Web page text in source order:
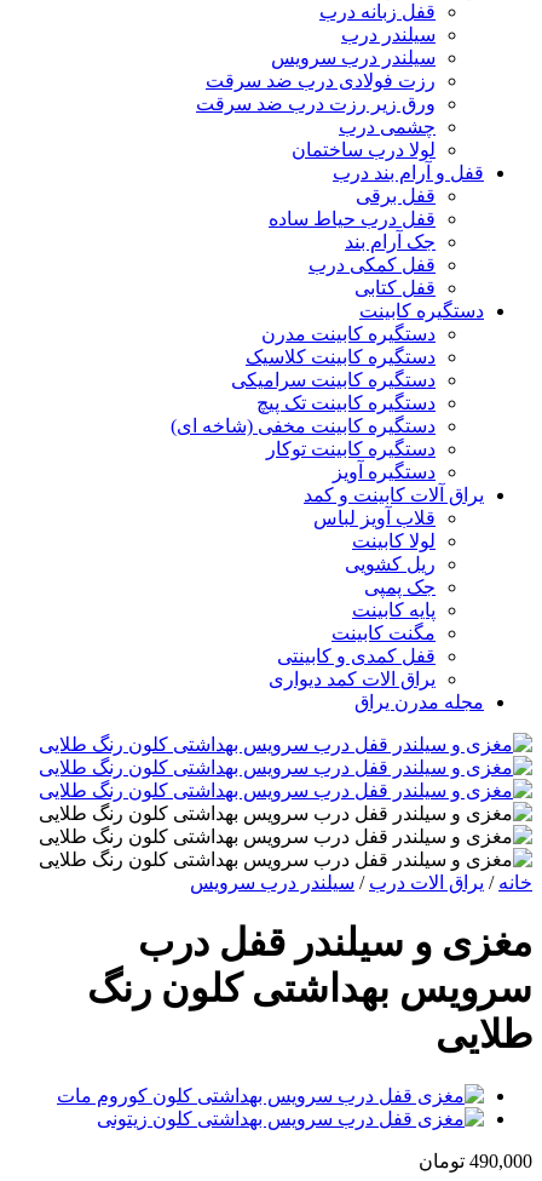
قفل زبانه درب
سیلندر درب
سیلندر درب سرویس
رزت فولادی درب ضد سرقت
ورق زیر رزت درب ضد سرقت
چشمی درب
لولا درب ساختمان
قفل و آرام بند درب
قفل برقی
قفل درب حیاط ساده
جک آرام بند
قفل کمکی درب
قفل کتابی
دستگیره کابینت
دستگیره کابینت مدرن
دستگیره کابینت کلاسیک
دستگیره کابینت سرامیکی
دستگیره کابینت تک پیچ
دستگیره کابینت مخفی (شاخه ای)
دستگیره کابینت توکار
دستگیره آویز
یراق آلات کابینت و کمد
قلاب آویز لباس
لولا کابینت
ریل کشویی
جک پمپی
پایه کابینت
مگنت کابینت
قفل کمدی و کابینتی
یراق الات کمد دیواری
مجله مدرن یراق
خانه / یراق الات درب / سیلندر درب سرویس
مغزی و سیلندر قفل درب
سرویس بهداشتی کلون رنگ
طلایی
490,000 تومان